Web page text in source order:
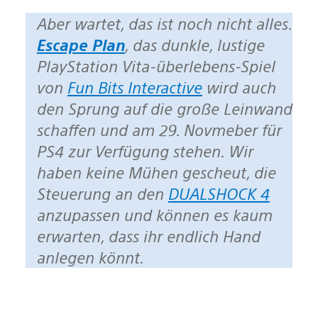
Aber wartet, das ist noch nicht alles.
Escape Plan, das dunkle, lustige
PlayStation Vita-überlebens-Spiel
von Fun Bits Interactivewird auch
den Sprung auf die große Leinwand
schaffen und am 29. Novmeber für
PS4 zur Verfügung stehen. Wir
haben keine Mühen gescheut, die
Steuerung an den DUALSHOCK 4
anzupassen und können es kaum
erwarten, dass ihr endlich Hand
anlegen könnt.